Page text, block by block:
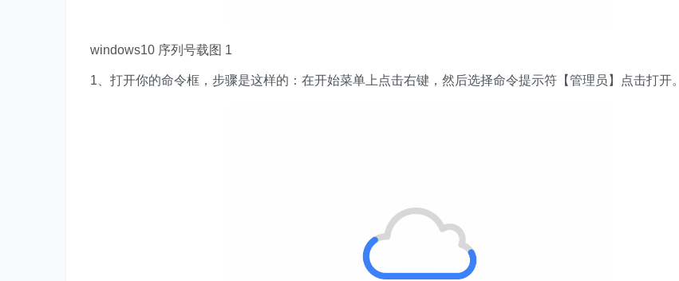
windows10 序列号载图 1
1、打开你的命令框，步骤是这样的：在开始菜单上点击右键，然后选择命令提示符【管理员】点击打开。